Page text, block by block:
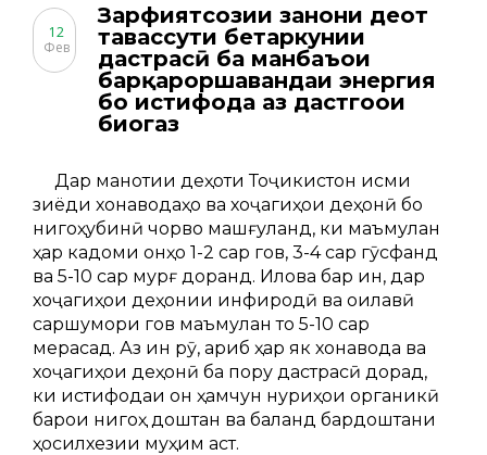
Зарфиятсозии занони деҳот
тавассути беҳтаркунии
дастрасӣ ба манбаъҳои
барқароршавандаи энергия
бо истифода аз дастгоҳҳои
биогаз
12
Фев
Дар манотиқи деҳоти Тоҷикистон қисми
зиёди хонаводаҳо ва хоҷагиҳои деҳқонӣ бо
нигоҳубинӣ чорво машғуланд, ки маъмулан
ҳар кадоми онҳо 1-2 сар гов, 3-4 сар гӯсфанд
ва 5-10 сар мурғ доранд. Илова бар ин, дар
хоҷагиҳои деҳқонии инфиродӣ ва оилавӣ
саршумори гов маъмулан то 5-10 сар
мерасад. Аз ин рӯ, қариб ҳар як хонавода ва
хоҷагиҳои деҳқонӣ ба пору дастрасӣ дорад,
ки истифодаи он ҳамчун нуриҳои органикӣ
барои нигоҳ доштан ва баланд бардоштани
ҳосилхезии муҳим аст.